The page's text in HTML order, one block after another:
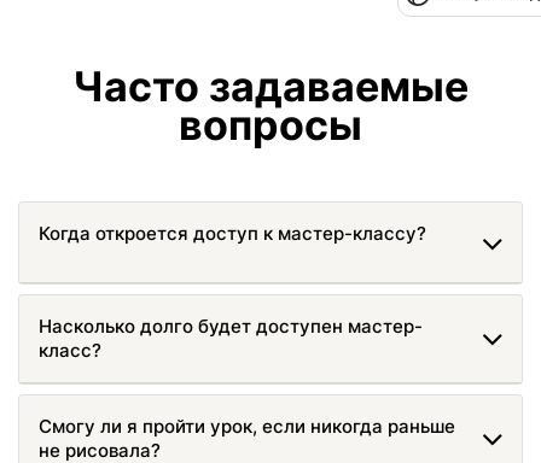
Часто задаваемые
вопросы
Когда откроется доступ к мастер-классу?
Насколько долго будет доступен мастер-
класс?
Смогу ли я пройти урок, если никогда раньше
не рисовала?